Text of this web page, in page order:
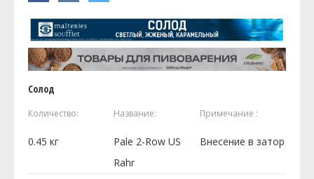
Солод
Количество: Название: Примечание :
0.45 кг
Pale 2-Row US
Rahr
Внесение в затор